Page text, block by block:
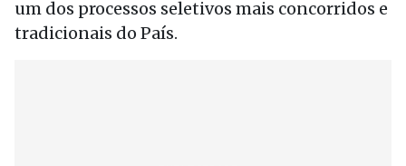
um dos processos seletivos mais concorridos e
tradicionais do País.